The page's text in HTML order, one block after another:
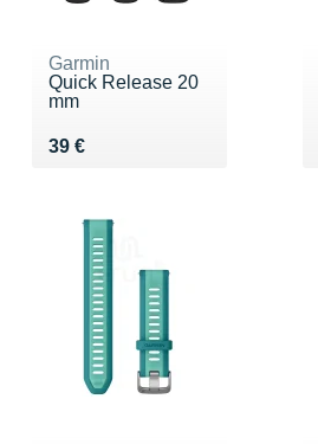
Garmin
Quick Release 20
mm
39 €
Vendu 39 €